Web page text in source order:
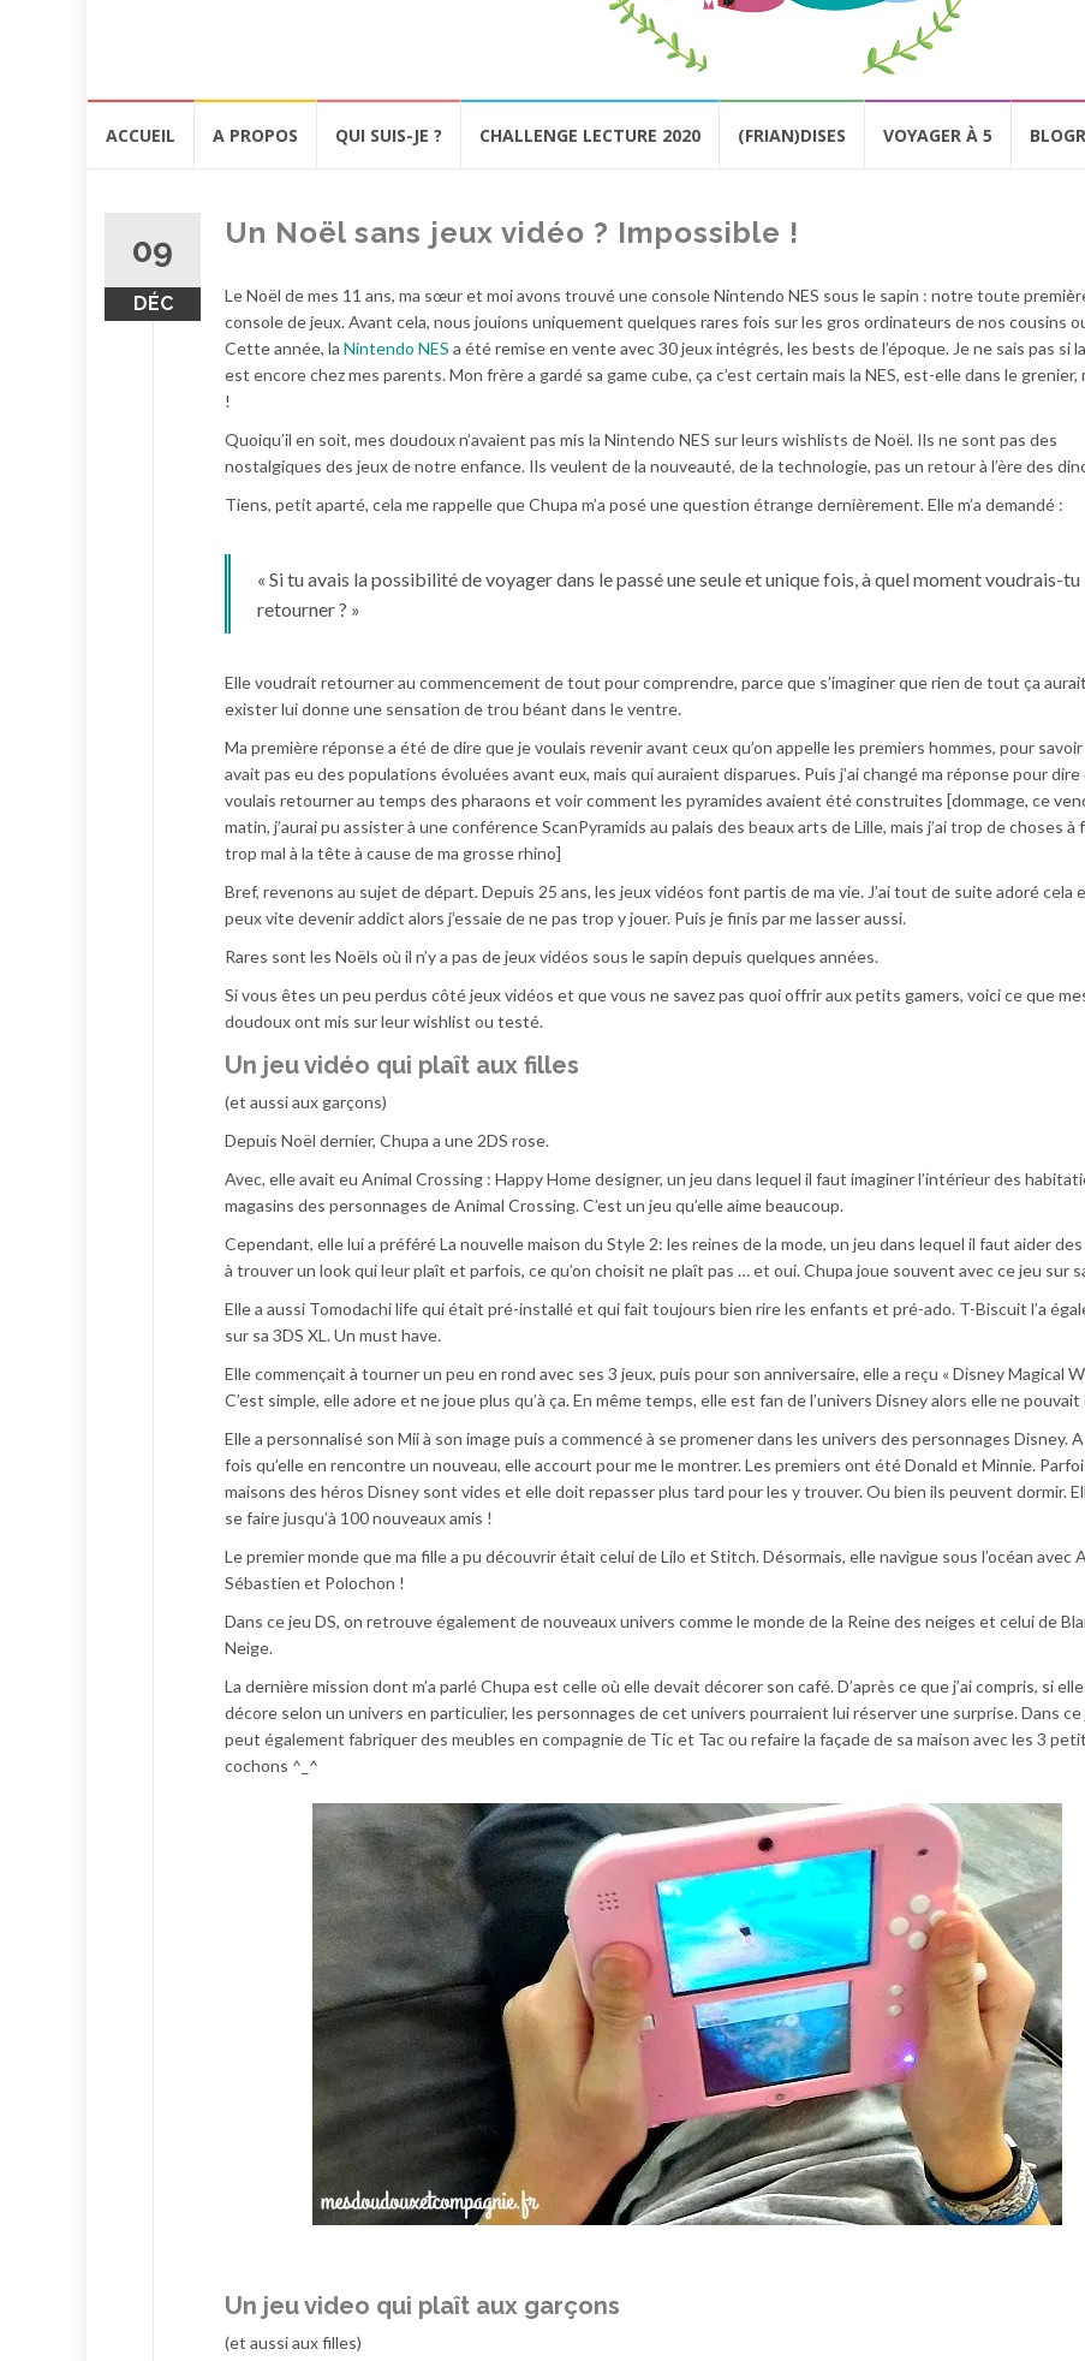
ACCUEIL A PROPOS QUI SUIS-JE ? CHALLENGE LECTURE 2020 (FRIAN)DISES VOYAGER À 5
09
DÉC
Un Noël sans jeux vidéo ? Impossible !
Le Noël de mes 11 ans, ma sœur et moi avons trouvé une console Nintendo NES sous le sapin : notre toute
console de jeux. Avant cela, nous jouions uniquement quelques rares fois sur les gros ordinateurs de nos cousins
Cette année, la Nintendo NES a été remise en vente avec 30 jeux intégrés, les bests de l’époque. Je ne sais pas si
est encore chez mes parents. Mon frère a gardé sa game cube, ça c’est certain mais la NES, est-elle dans le
!
Quoiqu’il en soit, mes doudoux n’avaient pas mis la Nintendo NES sur leurs wishlists de Noël. Ils ne sont pas des
nostalgiques des jeux de notre enfance. Ils veulent de la nouveauté, de la technologie, pas un retour à l’ère des
Tiens, petit aparté, cela me rappelle que Chupa m’a posé une question étrange dernièrement. Elle m’a demandé :
« Si tu avais la possibilité de voyager dans le passé une seule et unique fois, à quel moment voudrais-tu
retourner ? »
Elle voudrait retourner au commencement de tout pour comprendre, parce que s’imaginer que rien de tout ça
exister lui donne une sensation de trou béant dans le ventre.
Ma première réponse a été de dire que je voulais revenir avant ceux qu’on appelle les premiers hommes, pour savoir
avait pas eu des populations évoluées avant eux, mais qui auraient disparues. Puis j’ai changé ma réponse pour dire
voulais retourner au temps des pharaons et voir comment les pyramides avaient été construites [dommage, ce
matin, j’aurai pu assister à une conférence ScanPyramids au palais des beaux arts de Lille, mais j’ai trop de choses à
trop mal à la tête à cause de ma grosse rhino]
Bref, revenons au sujet de départ. Depuis 25 ans, les jeux vidéos font partis de ma vie. J’ai tout de suite adoré cela
peux vite devenir addict alors j’essaie de ne pas trop y jouer. Puis je finis par me lasser aussi.
Rares sont les Noëls où il n’y a pas de jeux vidéos sous le sapin depuis quelques années.
Si vous êtes un peu perdus côté jeux vidéos et que vous ne savez pas quoi offrir aux petits gamers, voici ce que
doudoux ont mis sur leur wishlist ou testé.
Un jeu vidéo qui plaît aux filles
(et aussi aux garçons)
Depuis Noël dernier, Chupa a une 2DS rose.
Avec, elle avait eu Animal Crossing : Happy Home designer, un jeu dans lequel il faut imaginer l’intérieur des
magasins des personnages de Animal Crossing. C’est un jeu qu’elle aime beaucoup.
Cependant, elle lui a préféré La nouvelle maison du Style 2: les reines de la mode, un jeu dans lequel il faut aider
à trouver un look qui leur plaît et parfois, ce qu’on choisit ne plaît pas … et oui. Chupa joue souvent avec ce jeu sur
Elle a aussi Tomodachi life qui était pré-installé et qui fait toujours bien rire les enfants et pré-ado. T-Biscuit l’a
sur sa 3DS XL. Un must have.
Elle commençait à tourner un peu en rond avec ses 3 jeux, puis pour son anniversaire, elle a reçu « Disney Magical
C’est simple, elle adore et ne joue plus qu’à ça. En même temps, elle est fan de l’univers Disney alors elle ne pouvait
Elle a personnalisé son Mii à son image puis a commencé à se promener dans les univers des personnages Disney.
fois qu’elle en rencontre un nouveau, elle accourt pour me le montrer. Les premiers ont été Donald et Minnie.
maisons des héros Disney sont vides et elle doit repasser plus tard pour les y trouver. Ou bien ils peuvent dormir.
se faire jusqu’à 100 nouveaux amis !
Le premier monde que ma fille a pu découvrir était celui de Lilo et Stitch. Désormais, elle navigue sous l’océan avec
Sébastien et Polochon !
Dans ce jeu DS, on retrouve également de nouveaux univers comme le monde de la Reine des neiges et celui de
Neige.
La dernière mission dont m’a parlé Chupa est celle où elle devait décorer son café. D’après ce que j’ai compris, si
décore selon un univers en particulier, les personnages de cet univers pourraient lui réserver une surprise. Dans ce
peut également fabriquer des meubles en compagnie de Tic et Tac ou refaire la façade de sa maison avec les 3
cochons ^_^
Un jeu video qui plaît aux garçons
(et aussi aux filles)